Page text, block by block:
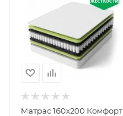
Матрас 160х200 Комфорт